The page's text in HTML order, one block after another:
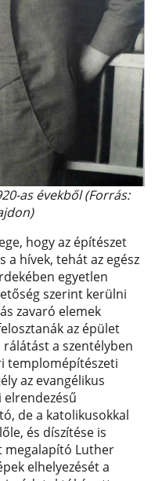
as évekből (Forrás:
hogy az építészet
a hívek, tehát az egész
egyetlen
szerint kerülni
zavaró elemek
az épület
rálátást a szentélyben
templomépítészeti
az evangélikus
de a katolikusokkal
és díszítése is
megalapító Luther
elhelyezését a